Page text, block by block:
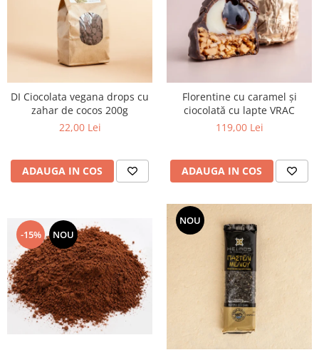
DI Ciocolata vegana drops cu
zahar de cocos 200g
22,00 Lei
ADAUGA IN COS
Florentine cu caramel și
ciocolată cu lapte VRAC
119,00 Lei
ADAUGA IN COS
-15% NOU
NOU